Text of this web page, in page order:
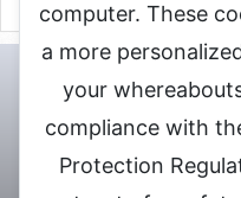
チャットレディ登録申込
会・解約・移籍の申請
DXLIVEのチャ
computer. These
a more
your
compliance with
Protection